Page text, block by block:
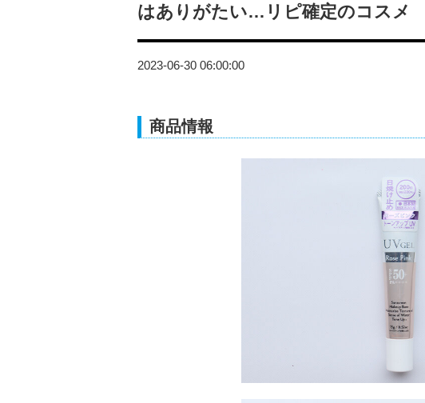
はありがたい…リピ確定のコスメ
2023-06-30 06:00:00
商品情報